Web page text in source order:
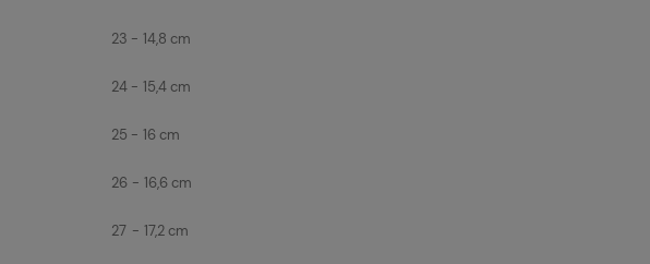
23 - 14,8 cm
24 - 15,4 cm
25 - 16 cm
26 - 16,6 cm
27 - 17,2 cm